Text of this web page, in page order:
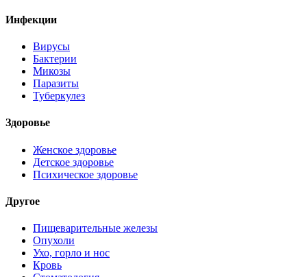
Инфекции
Вирусы
Бактерии
Микозы
Паразиты
Туберкулез
Здоровье
Женское здоровье
Детское здоровье
Психическое здоровье
Другое
Пищеварительные железы
Опухоли
Ухо, горло и нос
Кровь